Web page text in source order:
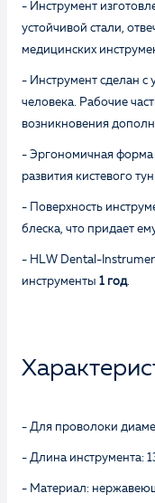
- Инструмент
устойчивой стали,
медицинских
- Инструмент сделан с
человека. Рабочие
возникновения
- Эргономичная форма
развития кистевого
- Поверхность
блеска, что придает
- HLW Dental-
инструменты 1 год.
- Для проволоки
- Длина инструмента:
- Материал: